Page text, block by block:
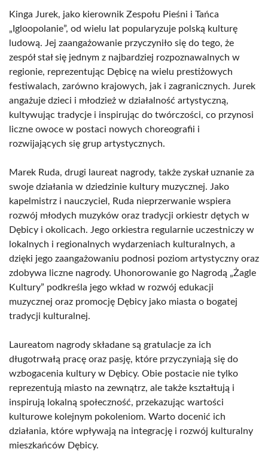
Kinga Jurek, jako kierownik Zespołu Pieśni i Tańca
„Igloopolanie”, od wielu lat popularyzuje polską kulturę
ludową. Jej zaangażowanie przyczyniło się do tego, że
zespół stał się jednym z najbardziej rozpoznawalnych w
regionie, reprezentując Dębicę na wielu prestiżowych
festiwalach, zarówno krajowych, jak i zagranicznych. Jurek
angażuje dzieci i młodzież w działalność artystyczną,
kultywując tradycje i inspirując do twórczości, co przynosi
liczne owoce w postaci nowych choreografii i
rozwijających się grup artystycznych.
Marek Ruda, drugi laureat nagrody, także zyskał uznanie za
swoje działania w dziedzinie kultury muzycznej. Jako
kapelmistrz i nauczyciel, Ruda nieprzerwanie wspiera
rozwój młodych muzyków oraz tradycji orkiestr dętych w
Dębicy i okolicach. Jego orkiestra regularnie uczestniczy w
lokalnych i regionalnych wydarzeniach kulturalnych, a
dzięki jego zaangażowaniu podnosi poziom artystyczny oraz
zdobywa liczne nagrody. Uhonorowanie go Nagrodą „Żagle
Kultury” podkreśla jego wkład w rozwój edukacji
muzycznej oraz promocję Dębicy jako miasta o bogatej
tradycji kulturalnej.
Laureatom nagrody składane są gratulacje za ich
długotrwałą pracę oraz pasję, które przyczyniają się do
wzbogacenia kultury w Dębicy. Obie postacie nie tylko
reprezentują miasto na zewnątrz, ale także kształtują i
inspirują lokalną społeczność, przekazując wartości
kulturowe kolejnym pokoleniom. Warto docenić ich
działania, które wpływają na integrację i rozwój kulturalny
mieszkańców Dębicy.